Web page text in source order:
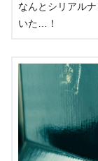
なんとシリアル
いた…！